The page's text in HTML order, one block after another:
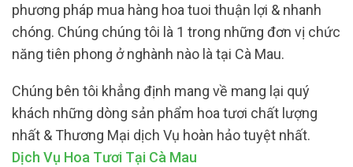
phương pháp mua hàng hoa tuoi thuận lợi & nhanh
chóng. Chúng chúng tôi là 1 trong những đơn vị chức
năng tiên phong ở nghành nào là tại Cà Mau.
Chúng bên tôi khẳng định mang về mang lại quý
khách những dòng sản phẩm hoa tươi chất lượng
nhất & Thương Mại dịch Vụ hoàn hảo tuyệt nhất.
Dịch Vụ Hoa Tươi Tại Cà Mau